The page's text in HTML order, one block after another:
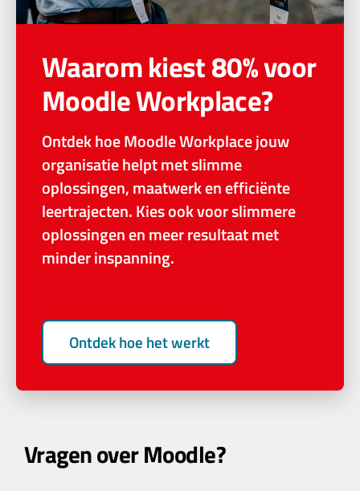
Waarom kiest 80% voor
Moodle Workplace?
Ontdek hoe Moodle Workplace jouw
organisatie helpt met slimme
oplossingen, maatwerk en efficiënte
leertrajecten. Kies ook voor slimmere
oplossingen en meer resultaat met
minder inspanning.
Ontdek hoe het werkt
Vragen over Moodle?